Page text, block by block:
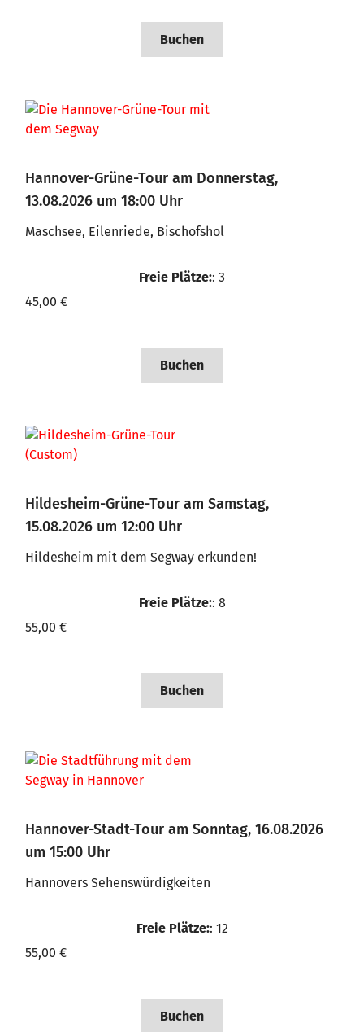
Buchen
Hannover-Grüne-Tour am Donnerstag,
13.08.2026 um 18:00 Uhr
Maschsee, Eilenriede, Bischofshol
Freie Plätze:: 3
45,00 €
Buchen
Hildesheim-Grüne-Tour am Samstag,
15.08.2026 um 12:00 Uhr
Hildesheim mit dem Segway erkunden!
Freie Plätze:: 8
55,00 €
Buchen
Hannover-Stadt-Tour am Sonntag, 16.08.2026
um 15:00 Uhr
Hannovers Sehenswürdigkeiten
Freie Plätze:: 12
55,00 €
Buchen